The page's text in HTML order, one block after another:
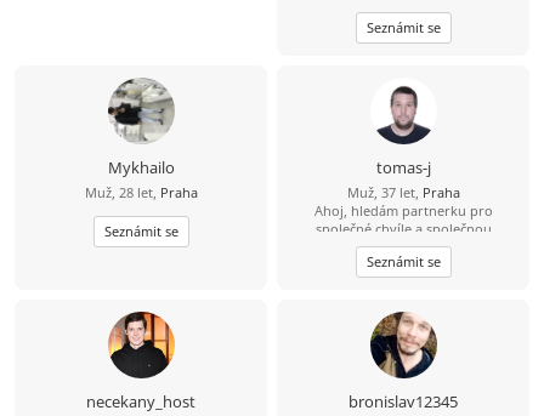
Seznámit se
Mykhailo
Muž, 28 let, Praha
Seznámit se
tomas-j
Muž, 37 let, Praha
Ahoj, hledám partnerku pro
společné chvíle a společnou
budoucnost. Rád bych se s někým
seznámil. Věřím, že skutečné
partnerství mezi 2 lidmi existuje. S
Seznámit se
necekany_host bronislav12345